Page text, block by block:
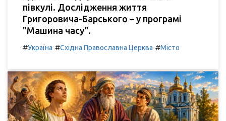
півкулі. Дослідження життя
Григоровича-Барського – у програмі
"Машина часу".
#Україна #Східна Православна Церква #Місто